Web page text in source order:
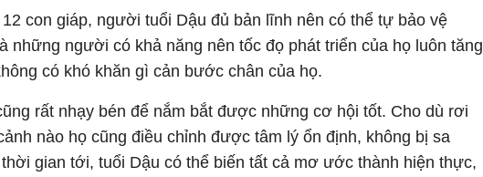
12 con giáp, người tuổi Dậu đủ bản lĩnh nên có thể tự bảo vệ
những người có khả năng nên tốc đọ phát triển của họ luôn tăng
có khó khăn gì cản bước chân của họ.
rất nhạy bén để nắm bắt được những cơ hội tốt. Cho dù rơi
nào họ cũng điều chỉnh được tâm lý ổn định, không bị sa
gian tới, tuổi Dậu có thể biến tất cả mơ ước thành hiện thực,